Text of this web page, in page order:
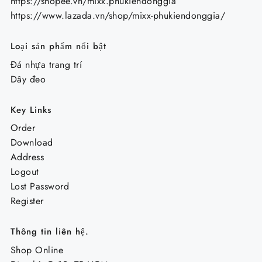
https://www.lazada.vn/shop/mixx-phukiendonggia/
Loại sản phẩm nổi bật
Đá nhựa trang trí
Dây đeo
Key Links
Order
Download
Address
Logout
Lost Password
Register
Thông tin liên hệ.
Shop Online